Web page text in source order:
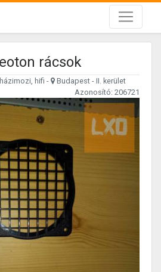
rácsok
hifi -
Budapest - II. kerület
Azonosító: 206721